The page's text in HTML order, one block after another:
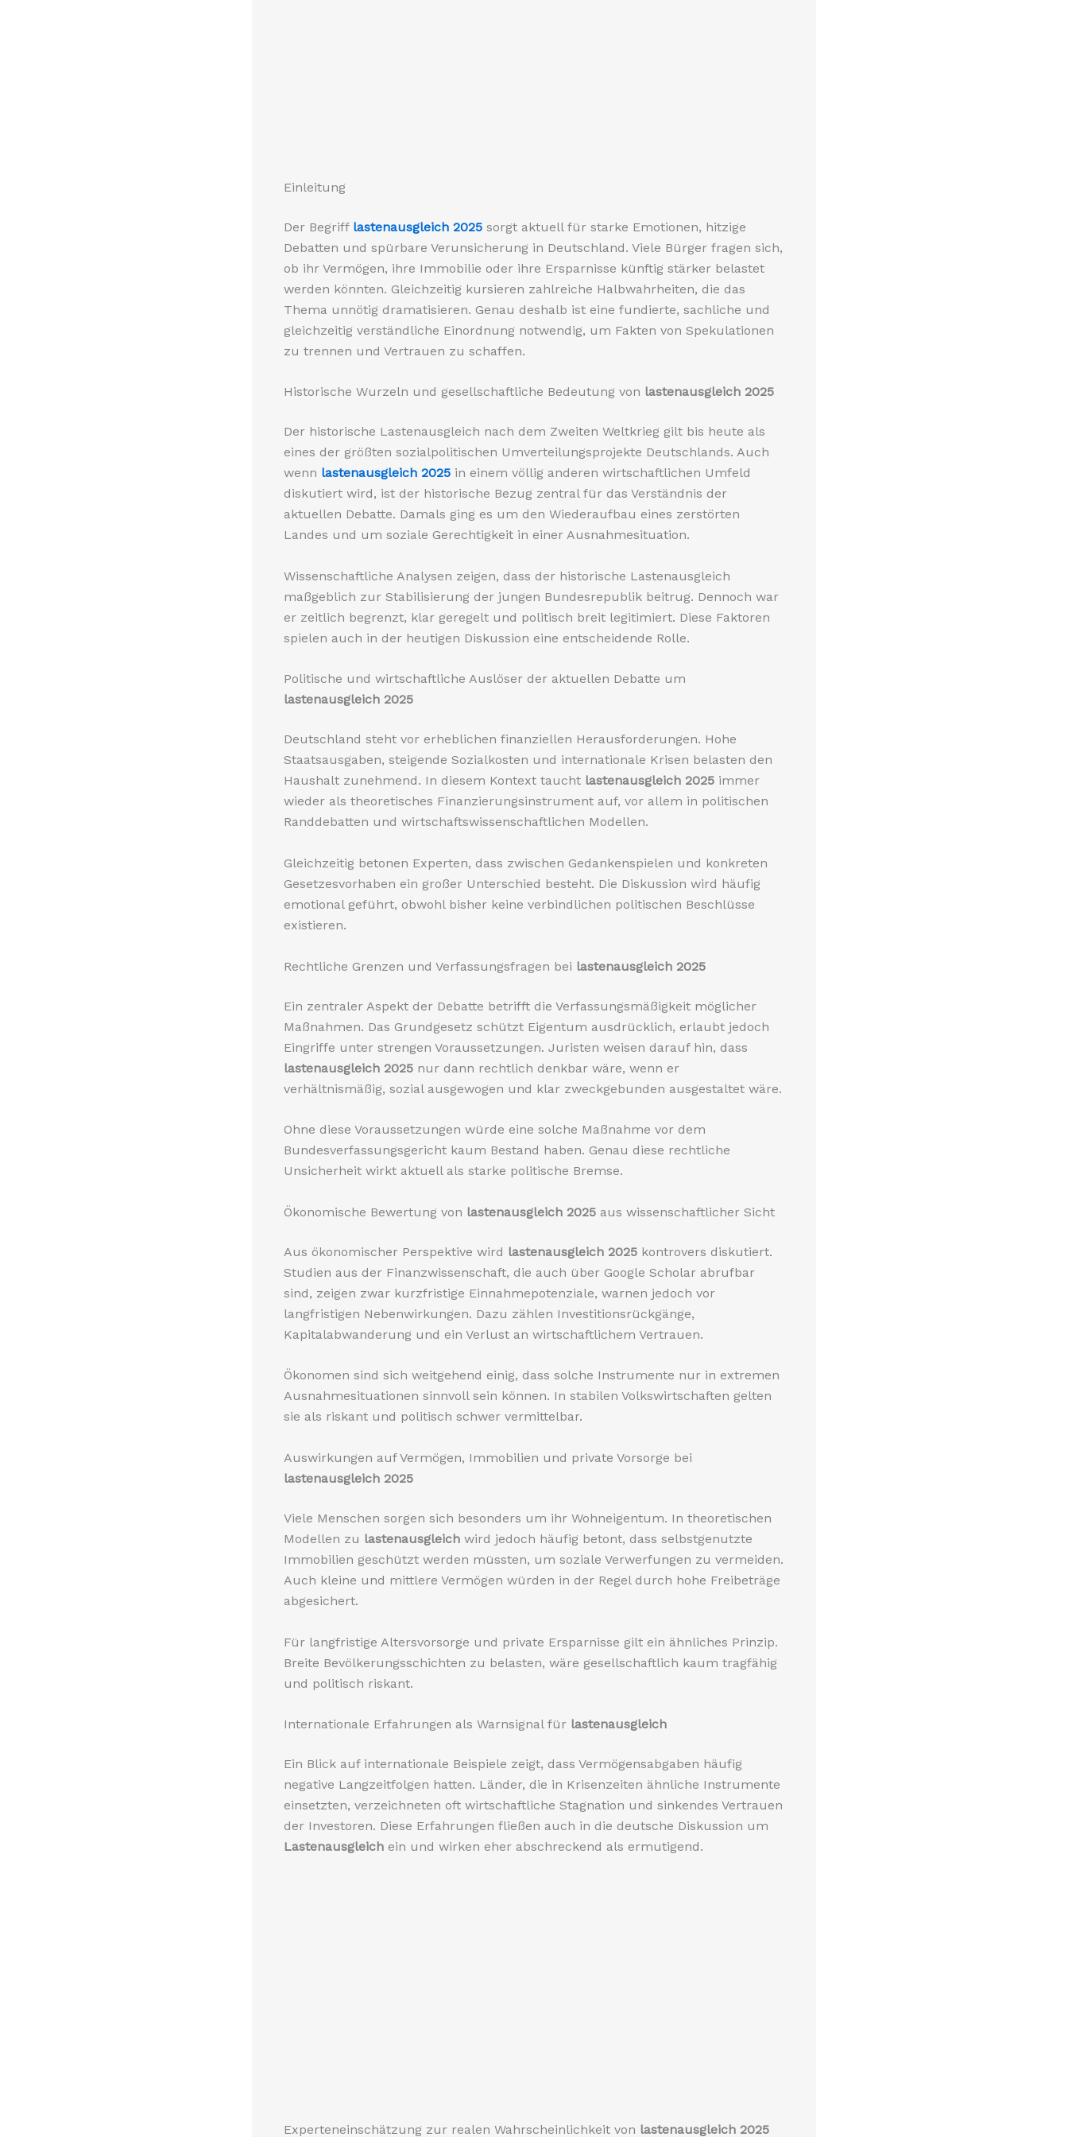
Einleitung
Der Begriff lastenausgleich 2025 sorgt aktuell für starke Emotionen, hitzige
Debatten und spürbare Verunsicherung in Deutschland. Viele Bürger fragen sich,
ob ihr Vermögen, ihre Immobilie oder ihre Ersparnisse künftig stärker belastet
werden könnten. Gleichzeitig kursieren zahlreiche Halbwahrheiten, die das
Thema unnötig dramatisieren. Genau deshalb ist eine fundierte, sachliche und
gleichzeitig verständliche Einordnung notwendig, um Fakten von Spekulationen
zu trennen und Vertrauen zu schaffen.
Historische Wurzeln und gesellschaftliche Bedeutung von lastenausgleich 2025
Der historische Lastenausgleich nach dem Zweiten Weltkrieg gilt bis heute als
eines der größten sozialpolitischen Umverteilungsprojekte Deutschlands. Auch
wenn lastenausgleich 2025 in einem völlig anderen wirtschaftlichen Umfeld
diskutiert wird, ist der historische Bezug zentral für das Verständnis der
aktuellen Debatte. Damals ging es um den Wiederaufbau eines zerstörten
Landes und um soziale Gerechtigkeit in einer Ausnahmesituation.
Wissenschaftliche Analysen zeigen, dass der historische Lastenausgleich
maßgeblich zur Stabilisierung der jungen Bundesrepublik beitrug. Dennoch war
er zeitlich begrenzt, klar geregelt und politisch breit legitimiert. Diese Faktoren
spielen auch in der heutigen Diskussion eine entscheidende Rolle.
Politische und wirtschaftliche Auslöser der aktuellen Debatte um
lastenausgleich 2025
Deutschland steht vor erheblichen finanziellen Herausforderungen. Hohe
Staatsausgaben, steigende Sozialkosten und internationale Krisen belasten den
Haushalt zunehmend. In diesem Kontext taucht lastenausgleich 2025 immer
wieder als theoretisches Finanzierungsinstrument auf, vor allem in politischen
Randdebatten und wirtschaftswissenschaftlichen Modellen.
Gleichzeitig betonen Experten, dass zwischen Gedankenspielen und konkreten
Gesetzesvorhaben ein großer Unterschied besteht. Die Diskussion wird häufig
emotional geführt, obwohl bisher keine verbindlichen politischen Beschlüsse
existieren.
Rechtliche Grenzen und Verfassungsfragen bei lastenausgleich 2025
Ein zentraler Aspekt der Debatte betrifft die Verfassungsmäßigkeit möglicher
Maßnahmen. Das Grundgesetz schützt Eigentum ausdrücklich, erlaubt jedoch
Eingriffe unter strengen Voraussetzungen. Juristen weisen darauf hin, dass
lastenausgleich 2025 nur dann rechtlich denkbar wäre, wenn er
verhältnismäßig, sozial ausgewogen und klar zweckgebunden ausgestaltet wäre.
Ohne diese Voraussetzungen würde eine solche Maßnahme vor dem
Bundesverfassungsgericht kaum Bestand haben. Genau diese rechtliche
Unsicherheit wirkt aktuell als starke politische Bremse.
Ökonomische Bewertung von lastenausgleich 2025 aus wissenschaftlicher Sicht
Aus ökonomischer Perspektive wird lastenausgleich 2025 kontrovers diskutiert.
Studien aus der Finanzwissenschaft, die auch über Google Scholar abrufbar
sind, zeigen zwar kurzfristige Einnahmepotenziale, warnen jedoch vor
langfristigen Nebenwirkungen. Dazu zählen Investitionsrückgänge,
Kapitalabwanderung und ein Verlust an wirtschaftlichem Vertrauen.
Ökonomen sind sich weitgehend einig, dass solche Instrumente nur in extremen
Ausnahmesituationen sinnvoll sein können. In stabilen Volkswirtschaften gelten
sie als riskant und politisch schwer vermittelbar.
Auswirkungen auf Vermögen, Immobilien und private Vorsorge bei
lastenausgleich 2025
Viele Menschen sorgen sich besonders um ihr Wohneigentum. In theoretischen
Modellen zu lastenausgleich wird jedoch häufig betont, dass selbstgenutzte
Immobilien geschützt werden müssten, um soziale Verwerfungen zu vermeiden.
Auch kleine und mittlere Vermögen würden in der Regel durch hohe Freibeträge
abgesichert.
Für langfristige Altersvorsorge und private Ersparnisse gilt ein ähnliches Prinzip.
Breite Bevölkerungsschichten zu belasten, wäre gesellschaftlich kaum tragfähig
und politisch riskant.
Internationale Erfahrungen als Warnsignal für lastenausgleich
Ein Blick auf internationale Beispiele zeigt, dass Vermögensabgaben häufig
negative Langzeitfolgen hatten. Länder, die in Krisenzeiten ähnliche Instrumente
einsetzten, verzeichneten oft wirtschaftliche Stagnation und sinkendes Vertrauen
der Investoren. Diese Erfahrungen fließen auch in die deutsche Diskussion um
Lastenausgleich ein und wirken eher abschreckend als ermutigend.
Experteneinschätzung zur realen Wahrscheinlichkeit von lastenausgleich 2025